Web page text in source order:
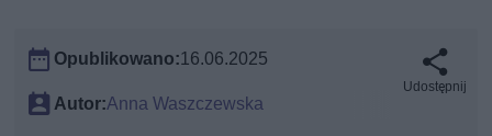
Opublikowano:16.06.2025
Autor:Anna Waszczewska
Udostępnij